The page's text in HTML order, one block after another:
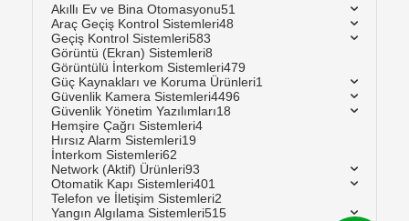
Akıllı Ev ve Bina Otomasyonu51
Araç Geçiş Kontrol Sistemleri48
Geçiş Kontrol Sistemleri583
Görüntü (Ekran) Sistemleri8
Görüntülü İnterkom Sistemleri479
Güç Kaynakları ve Koruma Ürünleri1
Güvenlik Kamera Sistemleri4496
Güvenlik Yönetim Yazılımları18
Hemşire Çağrı Sistemleri4
Hırsız Alarm Sistemleri19
İnterkom Sistemleri62
Network (Aktif) Ürünleri93
Otomatik Kapı Sistemleri401
Telefon ve İletişim Sistemleri2
Yangın Algılama Sistemleri515